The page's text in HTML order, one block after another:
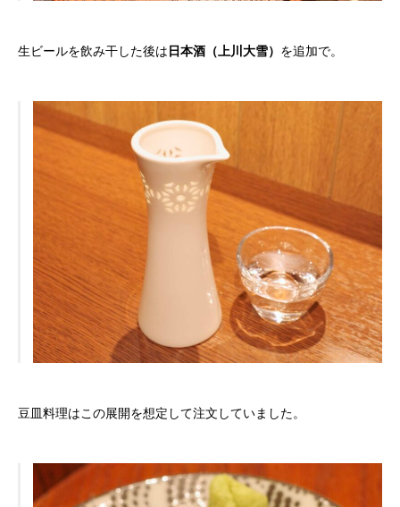
生ビールを飲み干した後は 日本酒（上川大雪） を追加で。
豆皿料理はこの展開を想定して注文していました。